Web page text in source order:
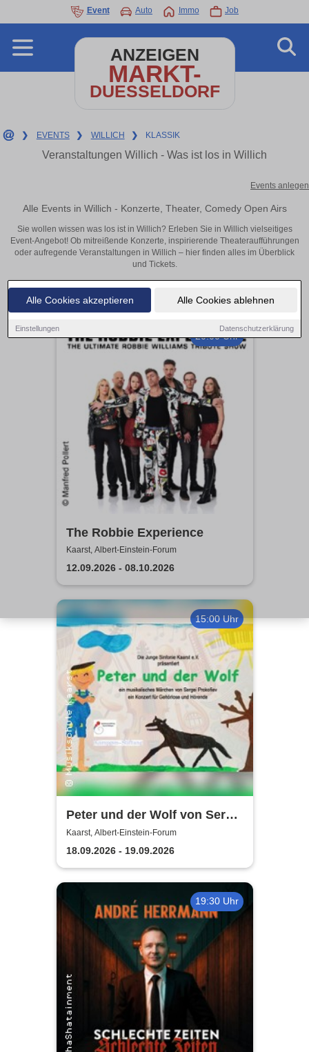
Alle Cookies akzeptieren Alle Cookies ablehnen
Einstellungen Datenschutzerklärung
Event Auto Immo Job
ANZEIGEN
MARKT-
DUESSELDORF
❯ EVENTS ❯ WILLICH ❯ KLASSIK
Veranstaltungen Willich - Was ist los in Willich
Events anlegen
Alle Events in Willich - Konzerte, Theater, Comedy Open Airs
Sie wollen wissen was los ist in Willich? Erleben Sie in Willich vielseitiges
Event-Angebot! Ob mitreißende Konzerte, inspirierende Theateraufführungen
oder aufregende Veranstaltungen in Willich – hier finden alles im Überblick
und Tickets.
20:00 Uhr
The Robbie Experience
Kaarst, Albert-Einstein-Forum
12.09.2026 - 08.10.2026
15:00 Uhr
Peter und der Wolf von Sergei
Prokofiev | Konzert für
Gehörlose und Hörende
Kaarst, Albert-Einstein-Forum
18.09.2026 - 19.09.2026
19:30 Uhr